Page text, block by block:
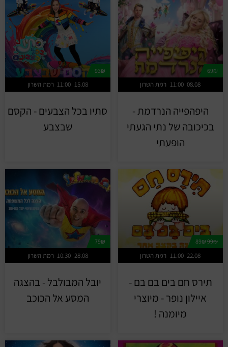
הצגות תיאטרון
מחזות זמר
מחול ובלט
קונצרטים
הרצאות
חופשה והופעה
69₪
רמת השרון 11:00 08.08
היפהפייה הנרדמת -
בכיכובה של נתי הגעתי
הופעתי
93₪
רמת השרון 11:00 15.08
סתיו בכל הצבעים - הקסם
שבצבע
99₪
רמת השרון 11:00 22.08
תירס חם בים בם בם -
איילון נופר - מיוצרי
מיומנה !
79₪
רמת השרון 10:30 28.08
יובל המבולבל - בהצגה
המסע אל הכוכב